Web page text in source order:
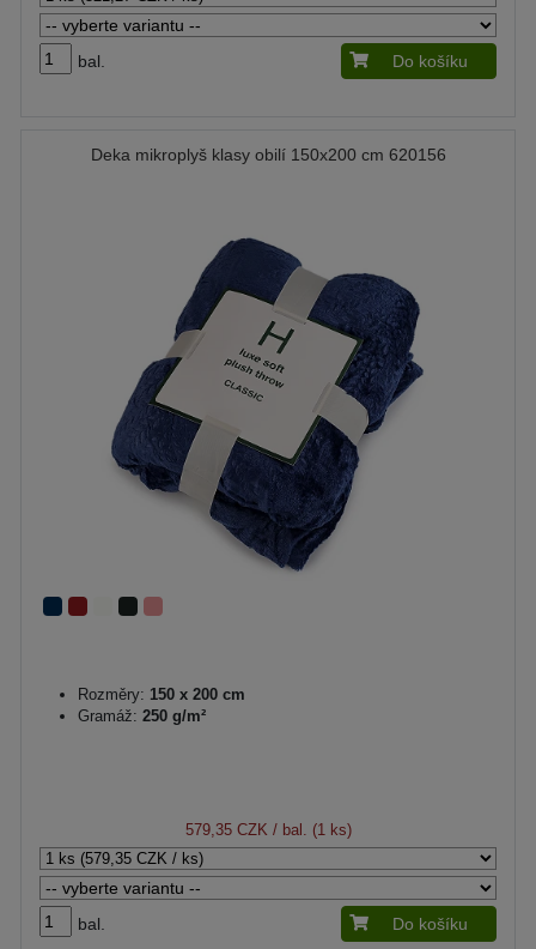
bal. Do košíku
Deka mikroplyš klasy obilí 150x200 cm 620156
Rozměry: 150 x 200 cm
Gramáž: 250 g/m²
579,35 CZK / bal. (1 ks)
bal. Do košíku